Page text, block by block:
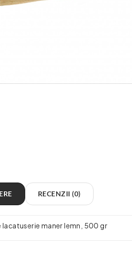
RECENZII (0)
lacatuserie maner lemn, 500 gr